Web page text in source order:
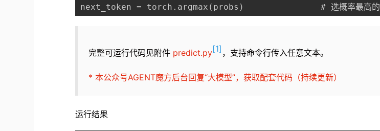
next_token = torch.argmax(probs)               # 选概率最高的
完整可运行代码见附件 predict.py[1] ，支持命令行传入任意文本。
* 本公众号AGENT魔方后台回复“大模型”，获取配套代码（持续更新）
运行结果